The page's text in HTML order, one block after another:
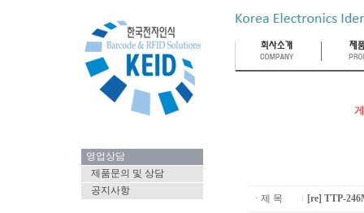
영업상담
제품문의 및 상담
공지사항
· 제 목 [re] TTP-